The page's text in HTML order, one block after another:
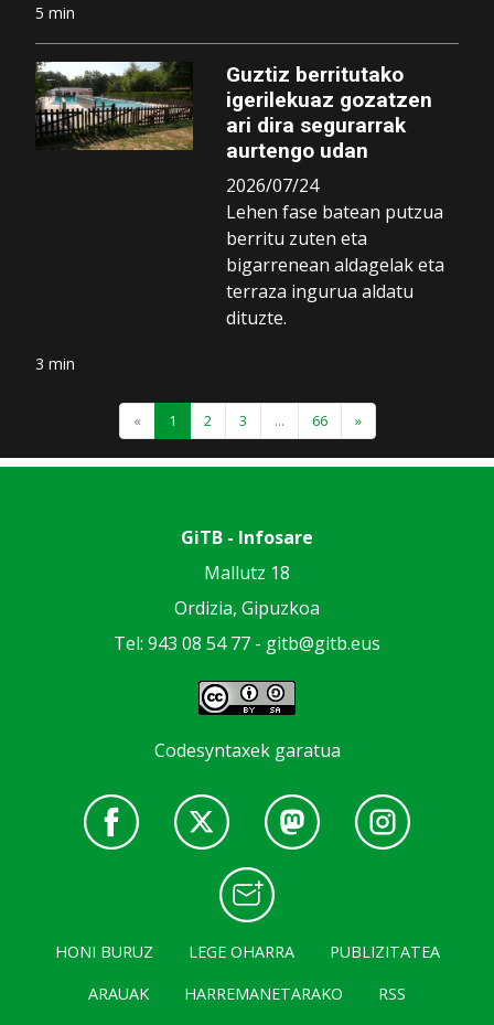
5 min
Guztiz berritutako
igerilekuaz gozatzen
ari dira segurarrak
aurtengo udan
2026/07/24
Lehen fase batean putzua
berritu zuten eta
bigarrenean aldagelak eta
terraza ingurua aldatu
dituzte.
3 min
« 1 2 3 ... 66 »
GiTB - Infosare
Mallutz 18
Ordizia, Gipuzkoa
Tel: 943 08 54 77 - gitb@gitb.eus
Codesyntaxek garatua
HONI BURUZ LEGE OHARRA
PUBLIZITATEA
ARAUAK
HARREMANETARAKO RSS